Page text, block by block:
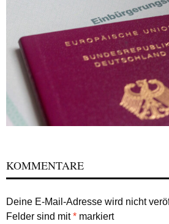
KOMMENTARE
Deine E-Mail-Adresse wird nicht
Felder sind mit* markiert